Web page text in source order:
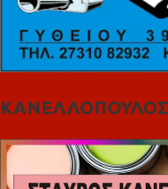
ΚΑΝΕΛΛΟΠΟΥΛΟΣ